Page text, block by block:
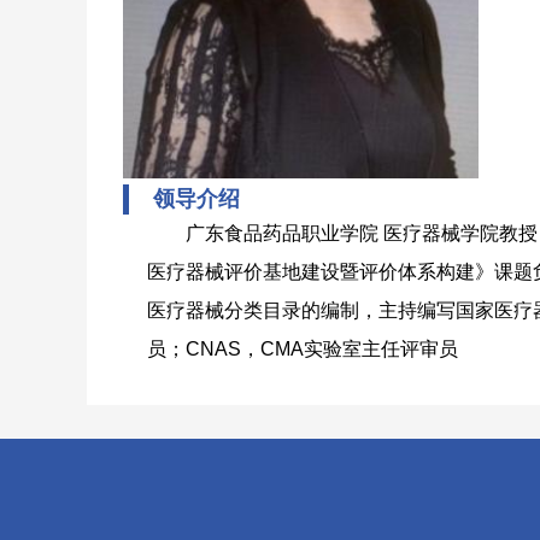
领导介绍
广东食品药品职业学院 医疗器械学院教
医疗器械评价基地建设暨评价体系构建》课
医疗器械分类目录的编制，主持编写国家医
员；CNAS，CMA实验室主任评审员